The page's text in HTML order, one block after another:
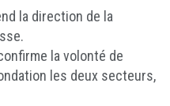
la direction de la
la volonté de
les deux secteurs,